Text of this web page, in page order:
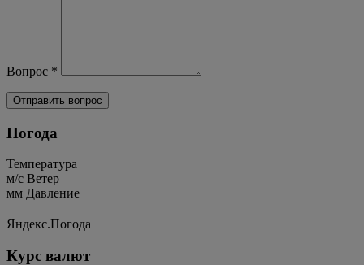
Вопрос *
Погода
Температура
м/c Ветер
мм Давление
Яндекс.Погода
Курс валют